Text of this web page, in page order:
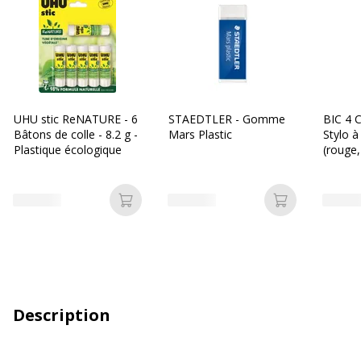
UHU stic ReNATURE - 6
Bâtons de colle - 8.2 g -
Plastique écologique
Ajouter au panier
STAEDTLER - Gomme
Mars Plastic
Ajouter au
BIC 4
Stylo
Description